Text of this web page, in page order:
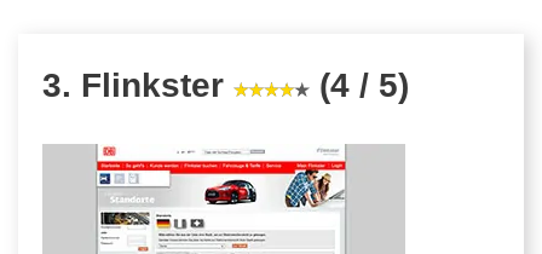
3. Flinkster (4 / 5)